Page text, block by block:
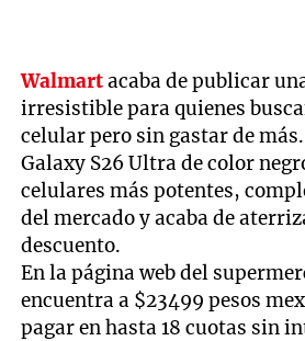
Walmartacaba de publicar
irresistible para quienes
celular pero sin gastar de
Galaxy S26 Ultra de color
celulares más potentes,
del mercado y acaba de
descuento.
En la página web del
encuentra a $23499 pesos
pagar en hasta 18 cuotas sin